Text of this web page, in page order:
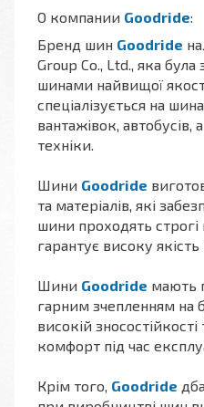
О компании Goodride:
Бренд шин Goodride
Group Co., Ltd., яка була
шинами найвищої
спеціалізується на
вантажівок,
техніки.
Шини Goodride
та матеріалів, які
шини проходять
гарантує високу якість
Шини Goodride мають
гарним зчепленням на
високій
комфорт під час
Крім того, Goodride